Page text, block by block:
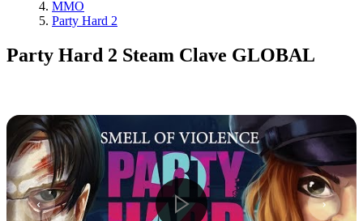
MMO
Party Hard 2
Party Hard 2 Steam Clave GLOBAL